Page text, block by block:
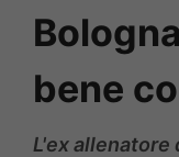
bene
L'ex allenatore